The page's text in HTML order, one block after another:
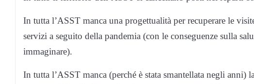
In tutta l’ASST manca una progettualità per recuperare le
servizi a seguito della pandemia (con le conseguenze sulla
immaginare).
In tutta l’ASST manca (perché è stata smantellata negli anni)